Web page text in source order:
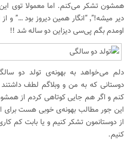
همشون تشکر می‌کنم. اما معمولا توی
دیر میشه!”٬ “انگار همین دیروز
اومدم بگم پی‌سی دیزاین دو ساله شد !!
دلم می‌خواهد به بهونه‌ی تولد دو
دوستانی که به من و وبلاگم لطف
کنم و اگر هم جایی کوتاهی کردم از
این جور مطالب بهونه‌ی خوبی هست برای
از دوستانمون تشکر کنیم و یا بابت کم
کنیم.